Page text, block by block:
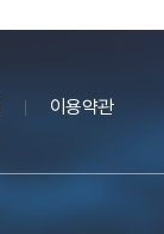
이용약관